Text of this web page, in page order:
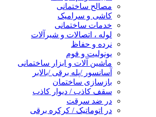
مصالح ساختمانی
کاشی و سرامیک
خدمات ساختمانی
لوله ، اتصالات و شیرآلات
نرده و حفاظ
یونولیت و فوم
ماشین آلات و ابزار ساختمانی
آسانسور /پله برقی /بالابر
بازسازی ساختمان
سقف کاذب / دیوار کاذب
در ضد سرقت
در اتوماتیک / کرکره برقی